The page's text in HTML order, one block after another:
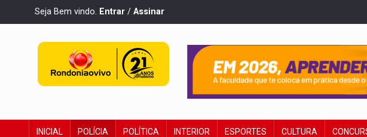
Seja Bem vindo. Entrar / Assinar
INICIAL POLÍCIA POLÍTICA INTERIOR ESPORTES CULTURA